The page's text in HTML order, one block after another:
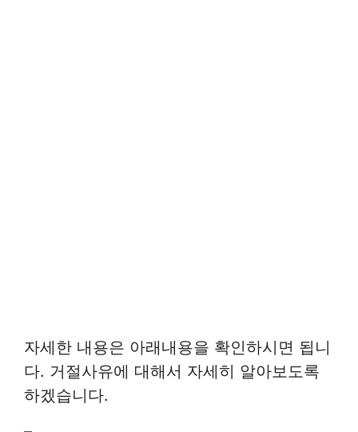
자세한 내용은 아래내용을 확인하시면 됩니
다. 거절사유에 대해서 자세히 알아보도록
하겠습니다.